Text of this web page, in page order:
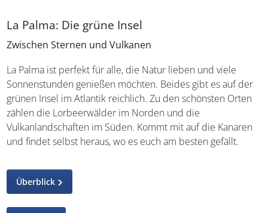
La Palma: Die grüne Insel
Zwischen Sternen und Vulkanen
La Palma ist perfekt für alle, die Natur lieben und viele
Sonnenstunden genießen möchten. Beides gibt es auf der
grünen Insel im Atlantik reichlich. Zu den schönsten Orten
zählen die Lorbeerwälder im Norden und die
Vulkanlandschaften im Süden. Kommt mit auf die Kanaren
und findet selbst heraus, wo es euch am besten gefällt.
Überblick